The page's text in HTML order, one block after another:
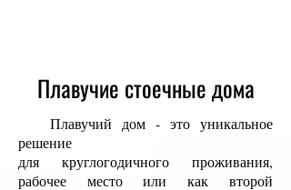
Плавучие стоечные дома
Плавучий дом - это уникальное
решение
для круглогодичного проживания,
рабочее место или как второй